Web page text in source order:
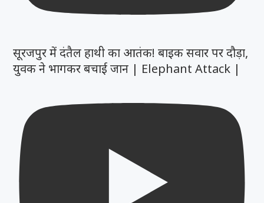
सूरजपुर में दंतैल हाथी का आतंक! बाइक सवार पर दौड़ा,
युवक ने भागकर बचाई जान | Elephant Attack |